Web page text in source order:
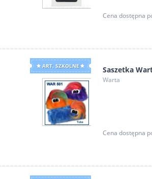
Cena dostępna
ART. SZKOLNE Saszetka
Warta
Cena dostępna